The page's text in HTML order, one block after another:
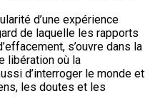
d’une expérience
de laquelle les rapports
s’ouvre dans la
libération où la
d’interroger le monde et
les doutes et les